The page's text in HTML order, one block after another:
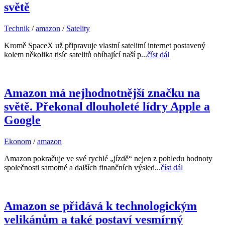
světě
Technik /amazon / Satelity
Kromě SpaceX už připravuje vlastní satelitní internet postavený
kolem několika tisíc satelitů obíhající naší p...číst dál
Amazon má nejhodnotnější značku na
světě. Překonal dlouholeté lídry Apple a
Google
Ekonom /amazon
Amazon pokračuje ve své rychlé „jízdě“ nejen z pohledu hodnoty
společnosti samotné a dalších finančních výsled...číst dál
Amazon se přidává k technologickým
velikánům a také postaví vesmírný